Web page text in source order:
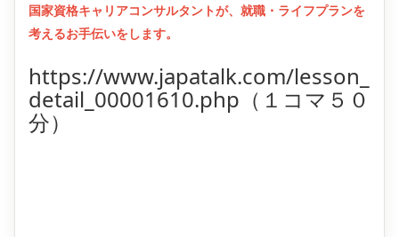
国家資格キャリアコンサルタントが、就職・ライフプランを
考えるお手伝いをします。
https://www.japatalk.com/lesson_
detail_00001610.php（１コマ５０
分）